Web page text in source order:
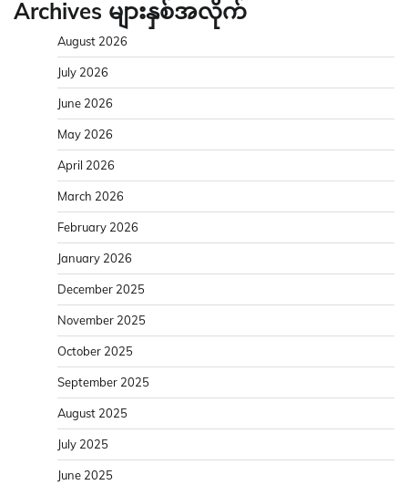
Archives များနှစ်အလိုက်
August 2026
July 2026
June 2026
May 2026
April 2026
March 2026
February 2026
January 2026
December 2025
November 2025
October 2025
September 2025
August 2025
July 2025
June 2025